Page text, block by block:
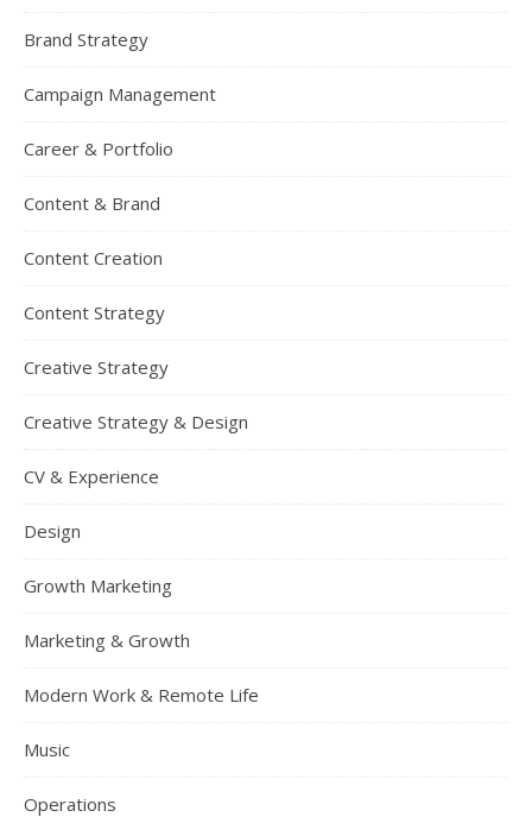
Brand Strategy
Campaign Management
Career & Portfolio
Content & Brand
Content Creation
Content Strategy
Creative Strategy
Creative Strategy & Design
CV & Experience
Design
Growth Marketing
Marketing & Growth
Modern Work & Remote Life
Music
Operations